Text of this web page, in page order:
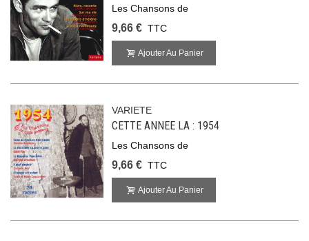
Les Chansons de
9,66 € TTC
Ajouter Au Panier
VARIETE
CETTE ANNEE LA : 1954
Les Chansons de
9,66 € TTC
Ajouter Au Panier